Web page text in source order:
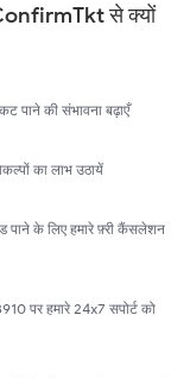
से क्यों
पाने की संभावना बढ़ाएँ
का लाभ उठायें
पाने के लिए हमारे फ़्री कैंसलेशन
पर हमारे 24x7 सपोर्ट को